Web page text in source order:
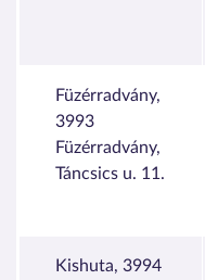
Füzérradvány,
3993
Füzérradvány,
Táncsics u. 11.
Kishuta, 3994